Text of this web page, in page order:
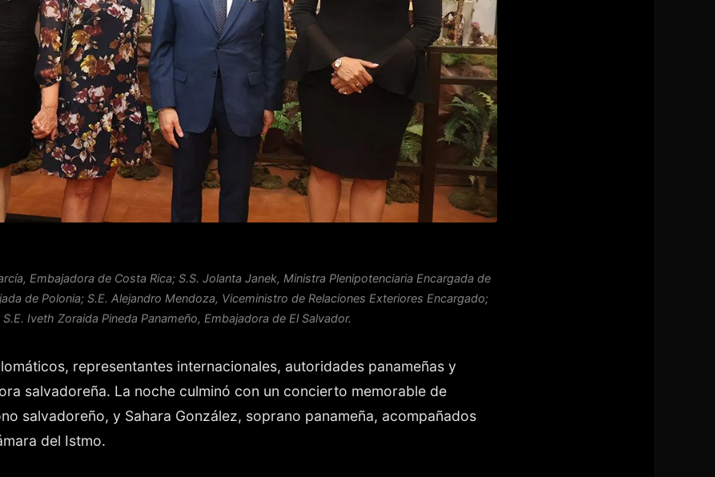
Embajadora de Costa Rica; S.S. Jolanta Janek, Ministra Plenipotenciaria Encargada de
de Polonia; S.E. Alejandro Mendoza, Viceministro de Relaciones Exteriores Encargado;
S.E. Iveth Zoraida Pineda Panameño, Embajadora de El Salvador.
representantes internacionales, autoridades panameñas y
salvadoreña. La noche culminó con un concierto memorable de
salvadoreño, y Sahara González, soprano panameña, acompañados
del Istmo.